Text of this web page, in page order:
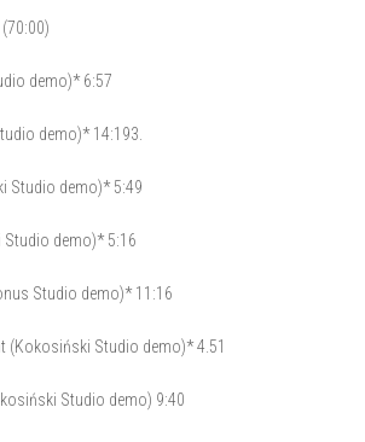
demo)* 6:57
demo)* 14:193.
Studio demo)* 5:49
Studio demo)* 5:16
Studio demo)* 11:16
(Kokosiński Studio demo)* 4.51
Studio demo) 9:40